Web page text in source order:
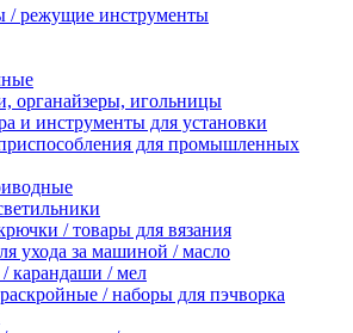
режущие инструменты
органайзеры, игольницы
и инструменты для установки
для промышленных
/ товары для вязания
ухода за машиной / масло
карандаши / мел
/ наборы для пэчворка